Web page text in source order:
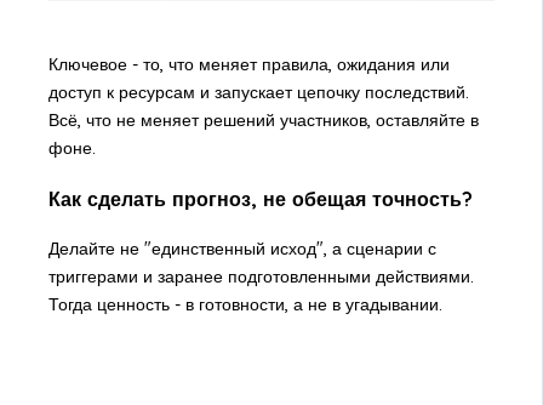
Ключевое - то, что меняет правила, ожидания или
доступ к ресурсам и запускает цепочку последствий.
Всё, что не меняет решений участников, оставляйте в
фоне.
Как сделать прогноз, не обещая точность?
Делайте не "единственный исход", а сценарии с
триггерами и заранее подготовленными действиями.
Тогда ценность - в готовности, а не в угадывании.